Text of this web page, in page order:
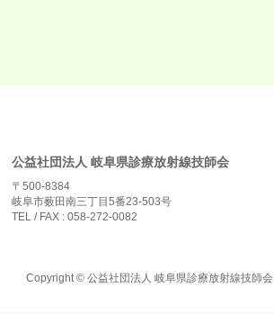
公益社団法人 岐阜県診療放射線技師会
〒500-8384
岐阜市薮田南三丁目5番23-503号
TEL / FAX : 058-272-0082
Copyright ©公益社団法人 岐阜県診療放射線技師会